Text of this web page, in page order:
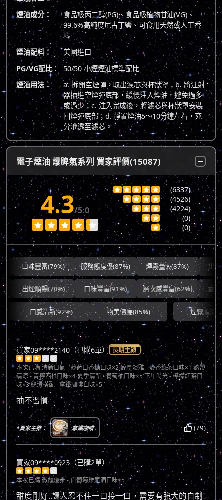
煙油成分：
食品級丙二醇(PG)、食品級植物甘油(VG)、
99.6%高純度尼古丁鹽、可食用天然或人工香
料
煙油配料：
美國進口
PG/VG配比：
50/50 小煙煙油標準配比
煙油用法：
a. 拆開空煙彈，取出濾芯與杯狀罩；b. 將注射
器插進空煙彈底部，緩慢注入煙油，避免過多
或過少；c. 注入完成後，將濾芯與杯狀罩安裝
回煙彈底部；d. 靜置煙油5～10分鐘左右，充
分滲透至濾芯。
電子煙油 爆脾氣系列 買家評價(15087)
4.3/5.0
    
     (6337)
    (4526)
   (4224)
  (0)
 (0)
口味豐富(79%) 服務態度優(87%) 煙霧量大(87%) 出貨快速
出煙順暢(70%) 口味豐富(91%) 層次感豐富(62%) 香氣協
口感清新(92%) 物美價廉(85%) 煙霧順滑(71%)
買家09****2140（已購6單） 長期主顧
    
本次已購清新口氣 - 薄荷口香糖口味×2 醇厚淡雅 - 麥香綠茶口味×1 熱帶
清涼 - 青檸西柚口味×4 夏季清新 - 葡萄柚口味×5 下午時光 - 檸檬紅茶口
味×3 絲滑搭配 - 拿鐵咖啡口味×5
抽不習慣
*買家主推： 拿鐵咖啡 (79)
買家09****0923（已購2單）
    
本次已購微醺優雅 - 白葡萄雞尾酒口味×5
甜度剛好..讓人忍不住一口接一口，需要有強大的自制